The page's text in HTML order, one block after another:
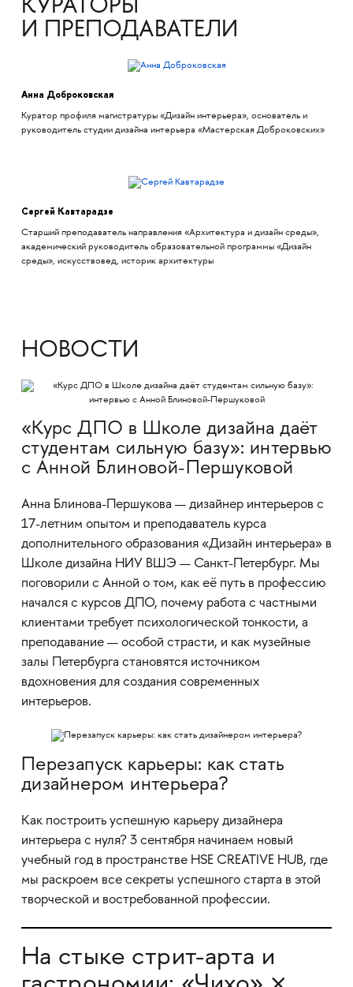
КУРАТОРЫ
И ПРЕПОДАВАТЕЛИ
Анна Доброковская
Куратор профиля магистратуры «Дизайн интерьера», основатель и
руководитель студии дизайна интерьера «Мастерская Доброковских»
Сергей Кавтарадзе
Старший преподаватель направления «Архитектура и дизайн среды»,
академический руководитель образовательной программы «Дизайн
среды», искусствовед, историк архитектуры
НОВОСТИ
«Курс ДПО в Школе дизайна даёт
студентам сильную базу»: интервью
с Анной Блиновой-Першуковой
Анна Блинова-Першукова — дизайнер интерьеров с
17-летним опытом и преподаватель курса
дополнительного образования «Дизайн интерьера» в
Школе дизайна НИУ ВШЭ — Санкт-Петербург. Мы
поговорили с Анной о том, как её путь в профессию
начался с курсов ДПО, почему работа с частными
клиентами требует психологической тонкости, а
преподавание — особой страсти, и как музейные
залы Петербурга становятся источником
вдохновения для создания современных
интерьеров.
Перезапуск карьеры: как стать
дизайнером интерьера?
Как построить успешную карьеру дизайнера
интерьера с нуля? 3 сентября начинаем новый
учебный год в пространстве HSE CREATIVE HUB, где
мы раскроем все секреты успешного старта в этой
творческой и востребованной профессии.
На стыке стрит-арта и